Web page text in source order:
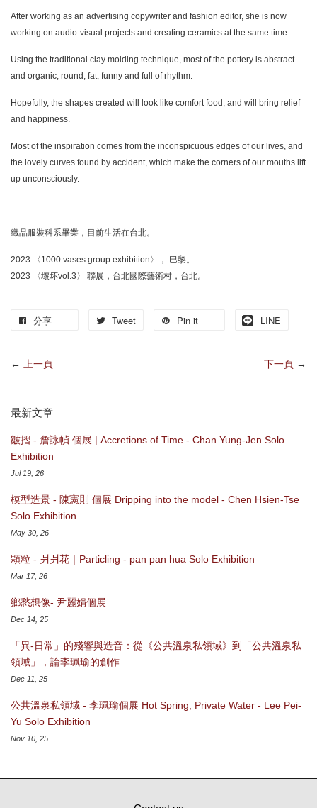
After working as an advertising copywriter and fashion editor, she is now
working on audio-visual projects and creating ceramics at the same time.
Using the traditional clay molding technique, most of the pottery is abstract
and organic, round, fat, funny and full of rhythm.
Hopefully, the shapes created will look like comfort food, and will bring relief
and happiness.
Most of the inspiration comes from the inconspicuous edges of our lives, and
the lovely curves found by accident, which make the corners of our mouths lift
up unconsciously.
織品服裝科系畢業，目前生活在台北。
2023 〈1000 vases group exhibition〉， 巴黎。
2023 〈壞坏vol.3〉 聯展，台北國際藝術村，台北。
分享 Tweet Pin it LINE
← 上一頁 下一頁 →
最新文章
皺摺 - 詹詠幀 個展 | Accretions of Time - Chan Yung-Jen Solo
Exhibition
Jul 19, 26
模型造景 - 陳憲則 個展 Dripping into the model - Chen Hsien-Tse
Solo Exhibition
May 30, 26
顆粒 - 爿爿花｜Particling - pan pan hua Solo Exhibition
Mar 17, 26
鄉愁想像- 尹麗娟個展
Dec 14, 25
「異-日常」的殘響與造音：從《公共溫泉私領域》到「公共溫泉私
領域」，論李珮瑜的創作
Dec 11, 25
公共溫泉私領域 - 李珮瑜個展 Hot Spring, Private Water - Lee Pei-
Yu Solo Exhibition
Nov 10, 25